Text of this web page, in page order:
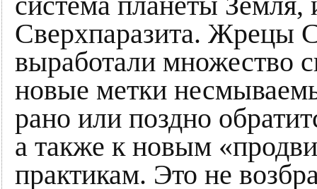
Сверхпаразита. Жрецы
выработали множество
новые метки
рано или поздно
а также к новым
практикам. Это не